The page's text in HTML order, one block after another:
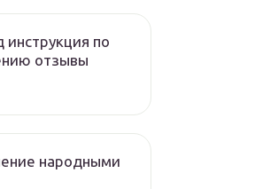
по
отзывы
народными